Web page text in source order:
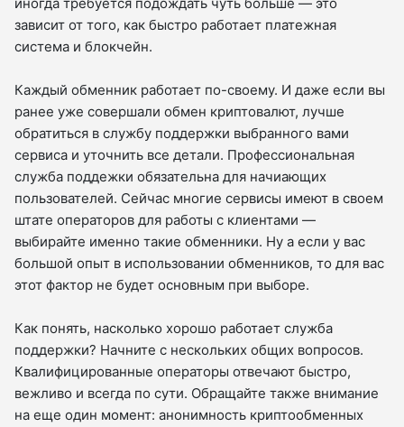
иногда требуется подождать чуть больше — это
зависит от того, как быстро работает платежная
система и блокчейн.
Каждый обменник работает по-своему. И даже если вы
ранее уже совершали обмен криптовалют, лучше
обратиться в службу поддержки выбранного вами
сервиса и уточнить все детали. Профессиональная
служба поддежки обязательна для начиающих
пользователей. Сейчас многие сервисы имеют в своем
штате операторов для работы с клиентами —
выбирайте именно такие обменники. Ну а если у вас
большой опыт в использовании обменников, то для вас
этот фактор не будет основным при выборе.
Как понять, насколько хорошо работает служба
поддержки? Начните с нескольких общих вопросов.
Квалифицированные операторы отвечают быстро,
вежливо и всегда по сути. Обращайте также внимание
на еще один момент: анонимность криптообменных